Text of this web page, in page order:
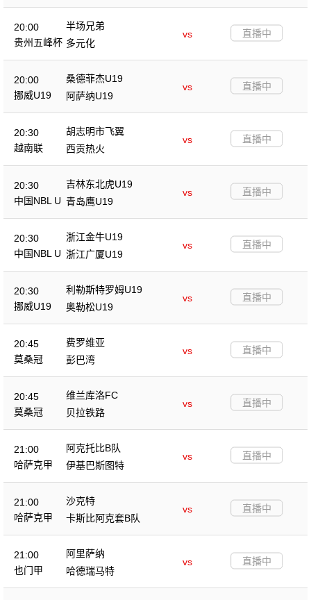
20:00
贵州五峰杯
半场兄弟
vs
多元化
直播中
20:00
挪威U19
桑德菲杰U19
vs
阿萨纳U19
直播中
20:30
越南联
胡志明市飞翼
vs
西贡热火
直播中
20:30
中国NBL U
19
吉林东北虎U19
vs
青岛鹰U19
直播中
20:30
中国NBL U
19
浙江金牛U19
vs
浙江广厦U19
直播中
20:30
挪威U19
利勒斯特罗姆U19
vs
奥勒松U19
直播中
20:45
莫桑冠
费罗维亚
vs
彭巴湾
直播中
20:45
莫桑冠
维兰库洛FC
vs
贝拉铁路
直播中
21:00
哈萨克甲
阿克托比B队
vs
伊基巴斯图特
直播中
21:00
哈萨克甲
沙克特
vs
卡斯比阿克套B队
直播中
21:00
也门甲
阿里萨纳
vs
哈德瑞马特
直播中